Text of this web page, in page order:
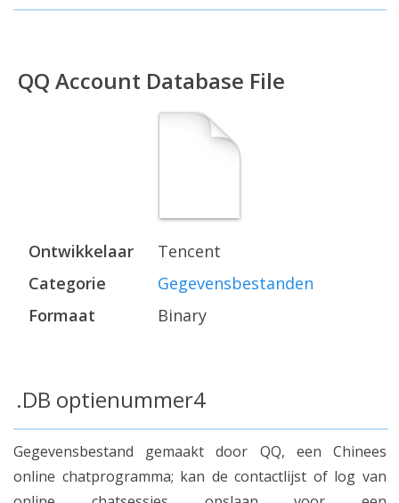
QQ Account Database File
Ontwikkelaar
Tencent
Categorie
Gegevensbestanden
Formaat
Binary
.DB optienummer4
Gegevensbestand gemaakt door QQ, een Chinees
online chatprogramma; kan de contactlijst of log van